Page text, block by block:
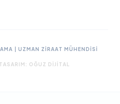
| UZMAN ZIRAAT MÜHENDISI
OĞUZ DIJITAL